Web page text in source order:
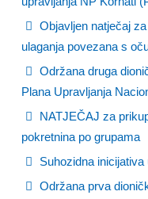
Objavljen natječaj
ulaganja povezana s
Održana druga
Plana Upravljanja
NATJEČAJ za
pokretnina po grupama
Suhozidna
Održana prva